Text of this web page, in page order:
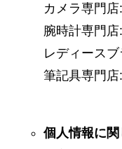
カメラ専門
腕時計専門
レディース
筆記具専門
個人情報に関